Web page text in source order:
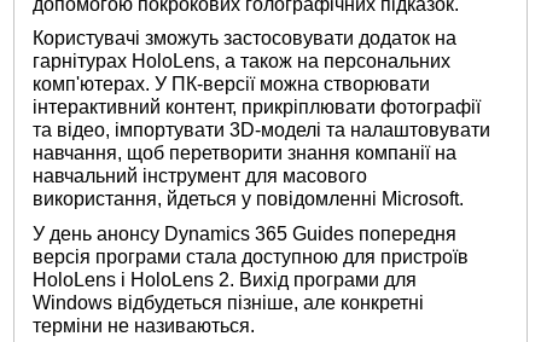
Користувачі зможуть застосовувати додаток на
гарнітурах HoloLens, а також на персональних
комп'ютерах. У ПК-версії можна створювати
інтерактивний контент, прикріплювати фотографії
та відео, імпортувати 3D-моделі та налаштовувати
навчання, щоб перетворити знання компанії на
навчальний інструмент для масового
використання, йдеться у повідомленні Microsoft.
У день анонсу Dynamics 365 Guides попередня
версія програми стала доступною для пристроїв
HoloLens і HoloLens 2. Вихід програми для
Windows відбудеться пізніше, але конкретні
терміни не називаються.